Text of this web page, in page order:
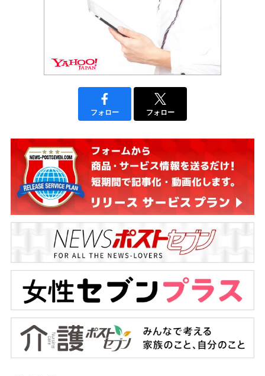
フォロー フォロー